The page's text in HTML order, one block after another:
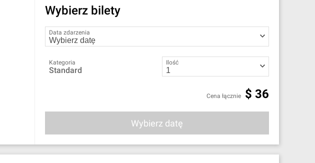
Wybierz bilety
Data zdarzenia
Kategoria
Standard
Ilość
Cena łącznie $ 36
Wybierz datę